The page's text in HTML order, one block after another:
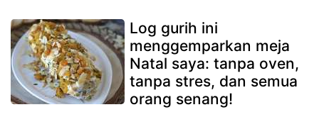
Log gurih ini
menggemparkan meja
Natal saya: tanpa oven,
tanpa stres, dan semua
orang senang!